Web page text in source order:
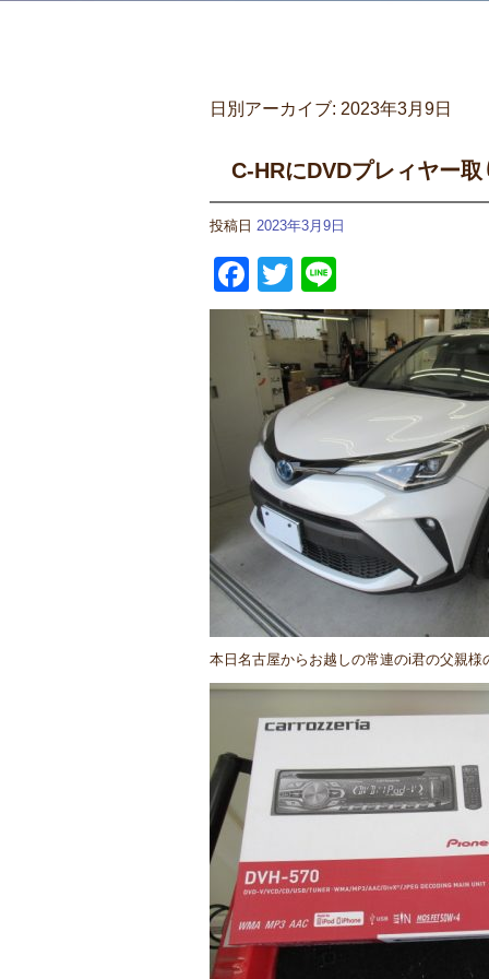
日別アーカイブ: 2023年3月9日
C-HRにDVDプレィヤー取
投稿日 2023年3月9日
Facebook
Twitter
本日名古屋からお越しの常連のi君の父親様